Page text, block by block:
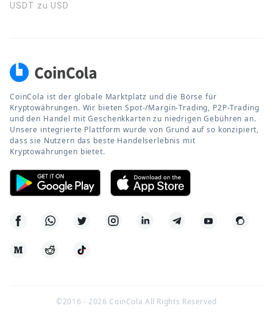
USDT zu USD
CoinCola ist der globale Marktplatz und die Börse für
Kryptowährungen. Wir bieten Spot-/Margin-Trading, P2P-Trading
und den Handel mit Geschenkkarten zu niedrigen Gebühren an.
Unsere integrierte Plattform wurde von Grund auf so konzipiert,
dass sie Nutzern das beste Handelserlebnis mit
Kryptowährungen bietet.
©2016 -2026 CoinCola All Rights Reserved